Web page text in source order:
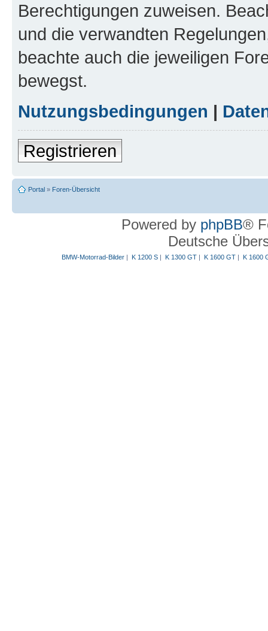
Berechtigungen zuweisen.
und die verwandten
beachte auch die jeweiligen
bewegst.
Nutzungsbedingungen |
Registrieren
Portal » Foren-Übersicht
Powered by phpBB®
Deutsche
BMW-Motorrad-Bilder| K 1200 S| K 1300 GT| K 1600 GT| K 1600